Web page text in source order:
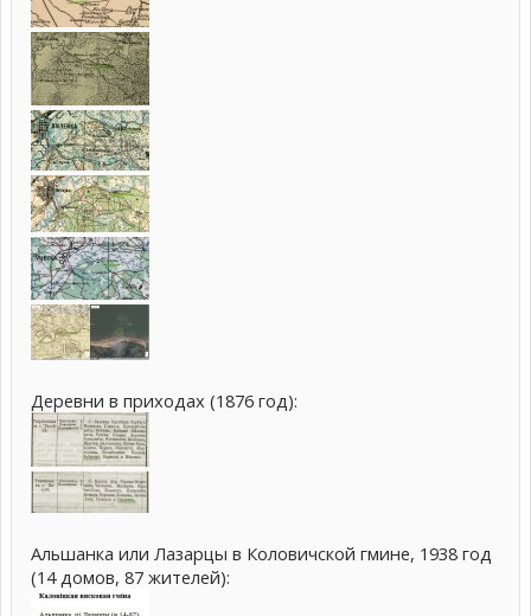
Деревни в приходах (1876 год):
Альшанка или Лазарцы в Коловичской гмине, 1938 год
(14 домов, 87 жителей):